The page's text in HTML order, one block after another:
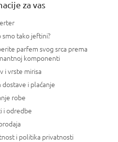
za vas
smo tako jeftini?
parfem svog srca prema
komponenti
i vrste mirisa
dostave i plaćanje
robe
i odredbe
i politika privatnosti